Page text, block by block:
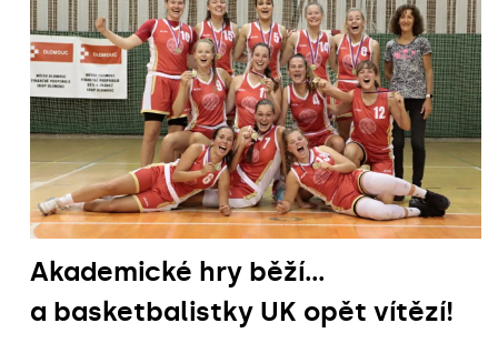
Akademické hry běží...
a basketbalistky UK opět vítězí!